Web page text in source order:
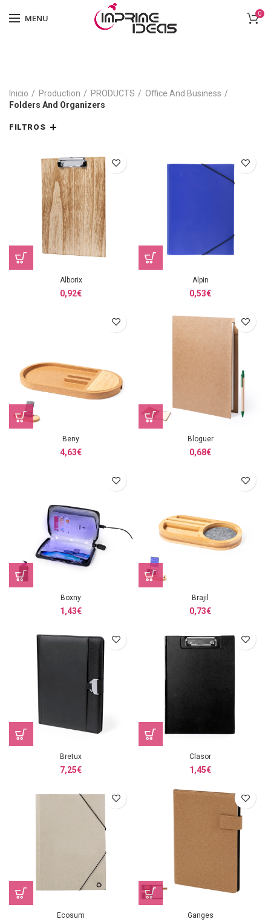
MENU 0
Inicio Production PRODUCTS
Office And Business
Folders And Organizers
FILTROS
Alborix
0,92€
Alpin
0,53€
Beny
4,63€
Bloguer
0,68€
Boxny
1,43€
Brajil
0,73€
Bretux
7,25€
Clasor
1,45€
Ecosum Ganges